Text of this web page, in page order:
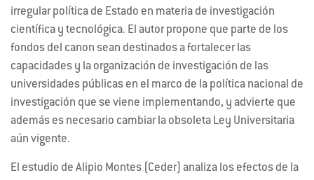
irregular política de Estado en materia de investigación
científica y tecnológica. El autor propone que parte de los
fondos del canon sean destinados a fortalecer las
capacidades y la organización de investigación de las
universidades públicas en el marco de la política nacional de
investigación que se viene implementando, y advierte que
además es necesario cambiar la obsoleta Ley Universitaria
aún vigente.
El estudio de Alipio Montes (Ceder) analiza los efectos de la